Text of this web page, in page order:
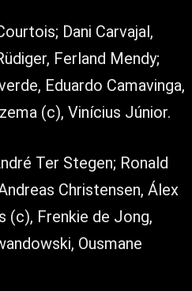
Dani Carvajal,
Ferland Mendy;
Eduardo Camavinga,
(c), Vinícius Júnior.
Ter Stegen; Ronald
Christensen, Álex
(c), Frenkie de Jong,
Ousmane